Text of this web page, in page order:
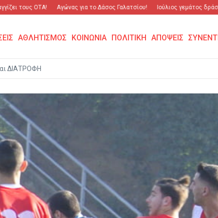
τους ΟΤΑ! Αγώνας για το Δάσος Γαλατσίου! Ιούλιος γεμάτος δράση και
ΑΘΛΗΤΙΣΜΟΣ ΚΟΙΝΩΝΙΑ ΠΟΛΙΤΙΚΗ ΑΠΟΨΕΙΣ
ΔΙΑΤΡΟΦΗ